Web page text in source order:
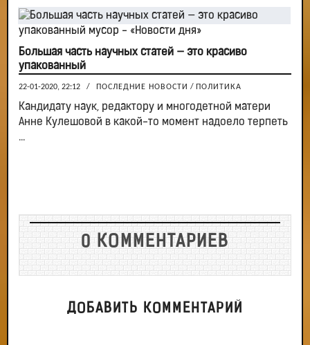
Большая часть научных статей — это красиво
упакованный
22-01-2020, 22:12 / ПОСЛЕДНИЕ НОВОСТИ / ПОЛИТИКА
Кандидату наук, редактору и многодетной матери
Анне Кулешовой в какой-то момент надоело терпеть
...
0 КОММЕНТАРИЕВ
ДОБАВИТЬ КОММЕНТАРИЙ